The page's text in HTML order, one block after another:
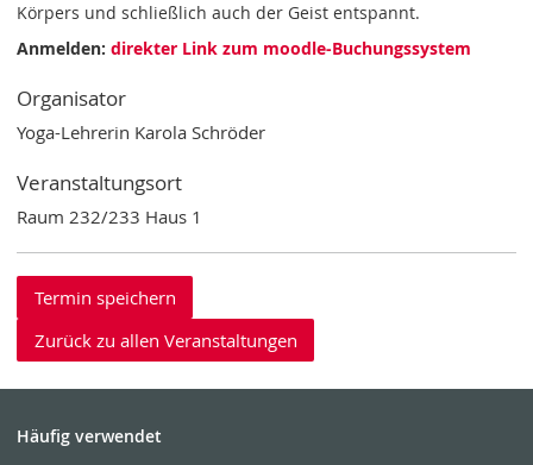
Körpers und schließlich auch der Geist entspannt.
Anmelden:direkter Link zum moodle-Buchungssystem
Organisator
Yoga-Lehrerin Karola Schröder
Veranstaltungsort
Raum 232/233 Haus 1
Termin speichern
Zurück zu allen Veranstaltungen
Häufig verwendet